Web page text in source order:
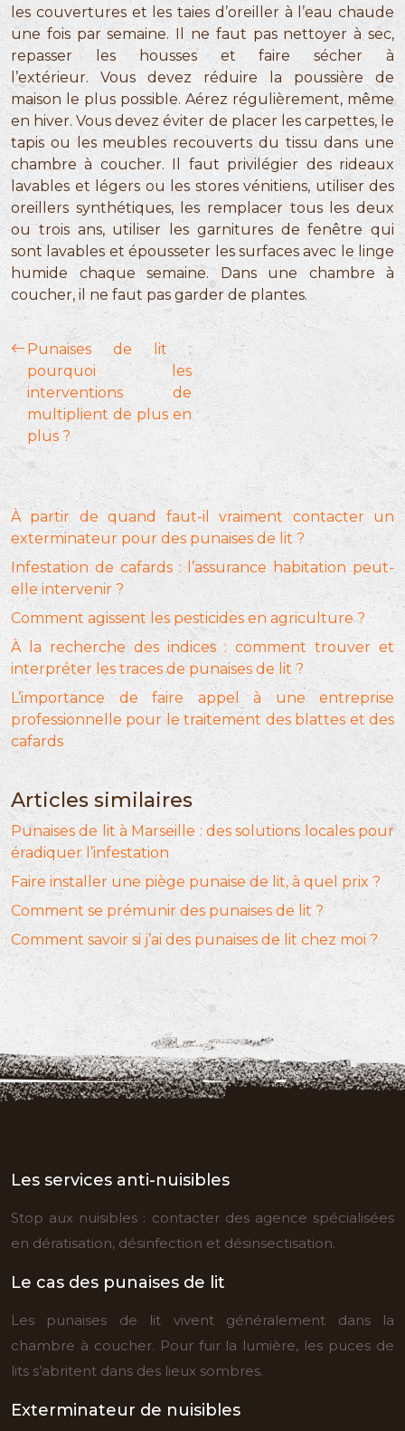
les couvertures et les taies d’oreiller à l’eau chaude
une fois par semaine. Il ne faut pas nettoyer à sec,
repasser les housses et faire sécher à
l’extérieur. Vous devez réduire la poussière de
maison le plus possible. Aérez régulièrement, même
en hiver. Vous devez éviter de placer les carpettes, le
tapis ou les meubles recouverts du tissu dans une
chambre à coucher. Il faut privilégier des rideaux
lavables et légers ou les stores vénitiens, utiliser des
oreillers synthétiques, les remplacer tous les deux
ou trois ans, utiliser les garnitures de fenêtre qui
sont lavables et épousseter les surfaces avec le linge
humide chaque semaine. Dans une chambre à
coucher, il ne faut pas garder de plantes.
Punaises de lit :
pourquoi les
interventions de
multiplient de plus en
plus ?
À partir de quand faut-il vraiment contacter un
exterminateur pour des punaises de lit ?
Infestation de cafards : l’assurance habitation peut-
elle intervenir ?
Comment agissent les pesticides en agriculture ?
À la recherche des indices : comment trouver et
interpréter les traces de punaises de lit ?
L’importance de faire appel à une entreprise
professionnelle pour le traitement des blattes et des
cafards
Articles similaires
Punaises de lit à Marseille : des solutions locales pour
éradiquer l’infestation
Faire installer une piège punaise de lit, à quel prix ?
Comment se prémunir des punaises de lit ?
Comment savoir si j’ai des punaises de lit chez moi ?
Les services anti-nuisibles
Stop aux nuisibles : contacter des agence spécialisées
en dératisation, désinfection et désinsectisation.
Le cas des punaises de lit
Les punaises de lit vivent généralement dans la
chambre à coucher. Pour fuir la lumière, les puces de
lits s’abritent dans des lieux sombres.
Exterminateur de nuisibles